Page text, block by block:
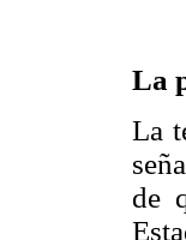
La
La
de